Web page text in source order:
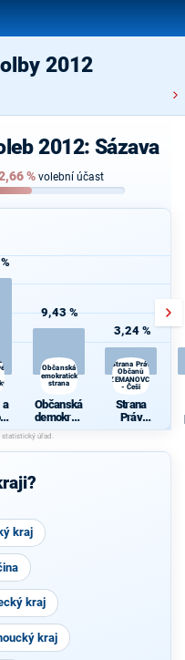
2012
2012: Sázava
% volební účast
a
9,43 %
Občanská
demokratická
strana
Občanská
demokrati
cká strana
3,24 %
Strana Práv
Občanů
ZEMANOVCI
- Češi
Strana
Práv
Občanů
VCI - Češi
kraj
kraj
kraj